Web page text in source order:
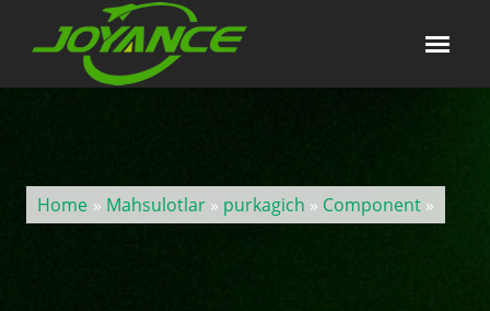
Home » Mahsulotlar» purkagich » Component»